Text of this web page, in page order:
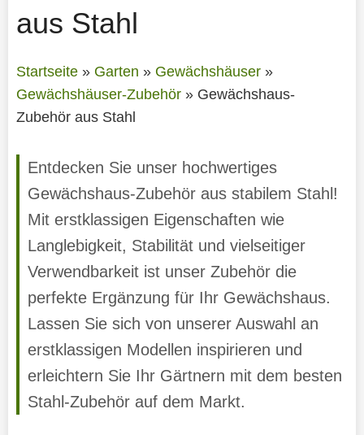
aus Stahl
Startseite» Garten » Gewächshäuser»
Gewächshäuser-Zubehör» Gewächshaus-
Zubehör aus Stahl
Entdecken Sie unser hochwertiges
Gewächshaus-Zubehör aus stabilem Stahl!
Mit erstklassigen Eigenschaften wie
Langlebigkeit, Stabilität und vielseitiger
Verwendbarkeit ist unser Zubehör die
perfekte Ergänzung für Ihr Gewächshaus.
Lassen Sie sich von unserer Auswahl an
erstklassigen Modellen inspirieren und
erleichtern Sie Ihr Gärtnern mit dem besten
Stahl-Zubehör auf dem Markt.